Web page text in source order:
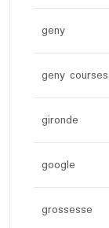
geny
geny courses
gironde
google
grossesse